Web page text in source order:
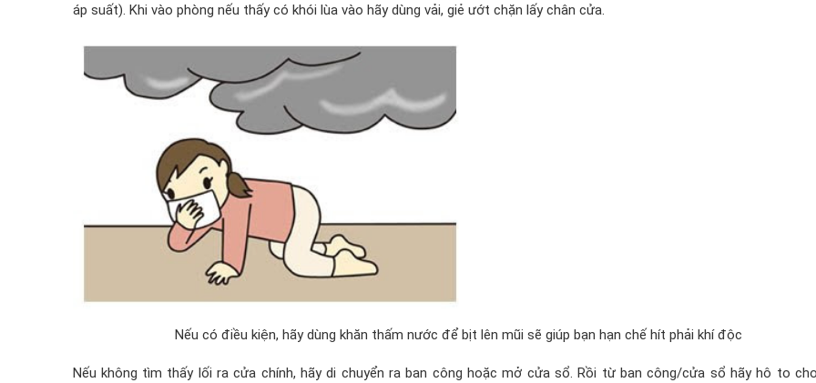
áp suất). Khi vào phòng nếu thấy có khói lùa vào hãy dùng vải, giẻ ướt chặn lấy chân cửa.
Nếu có điều kiện, hãy dùng khăn thấm nước để bịt lên mũi sẽ giúp bạn hạn chế hít phải khí độc
Nếu không tìm thấy lối ra cửa chính, hãy di chuyển ra ban công hoặc mở cửa sổ. Rồi từ ban công/cửa sổ hãy hô to